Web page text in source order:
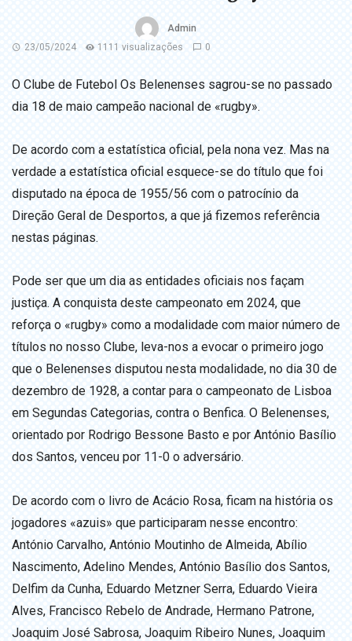
Admin
23/05/2024
1111 visualizações 0
O Clube de Futebol Os Belenenses sagrou-se no passado
dia 18 de maio campeão nacional de «rugby».
De acordo com a estatística oficial, pela nona vez. Mas na
verdade a estatística oficial esquece-se do título que foi
disputado na época de 1955/56 com o patrocínio da
Direção Geral de Desportos, a que já fizemos referência
nestas páginas.
Pode ser que um dia as entidades oficiais nos façam
justiça. A conquista deste campeonato em 2024, que
reforça o «rugby» como a modalidade com maior número de
títulos no nosso Clube, leva-nos a evocar o primeiro jogo
que o Belenenses disputou nesta modalidade, no dia 30 de
dezembro de 1928, a contar para o campeonato de Lisboa
em Segundas Categorias, contra o Benfica. O Belenenses,
orientado por Rodrigo Bessone Basto e por António Basílio
dos Santos, venceu por 11-0 o adversário.
De acordo com o livro de Acácio Rosa, ficam na história os
jogadores «azuis» que participaram nesse encontro:
António Carvalho, António Moutinho de Almeida, Abílio
Nascimento, Adelino Mendes, António Basílio dos Santos,
Delfim da Cunha, Eduardo Metzner Serra, Eduardo Vieira
Alves, Francisco Rebelo de Andrade, Hermano Patrone,
Joaquim José Sabrosa, Joaquim Ribeiro Nunes, Joaquim